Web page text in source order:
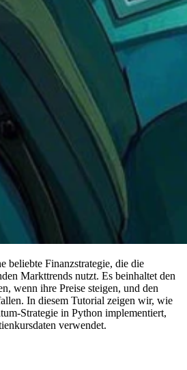
beliebte Finanzstrategie, die die
Markttrends nutzt. Es beinhaltet den
wenn ihre Preise steigen, und den
In diesem Tutorial zeigen wir, wie
Strategie in Python implementiert,
verwendet.